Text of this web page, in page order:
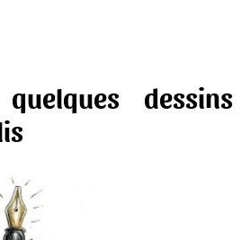
quelques dessins